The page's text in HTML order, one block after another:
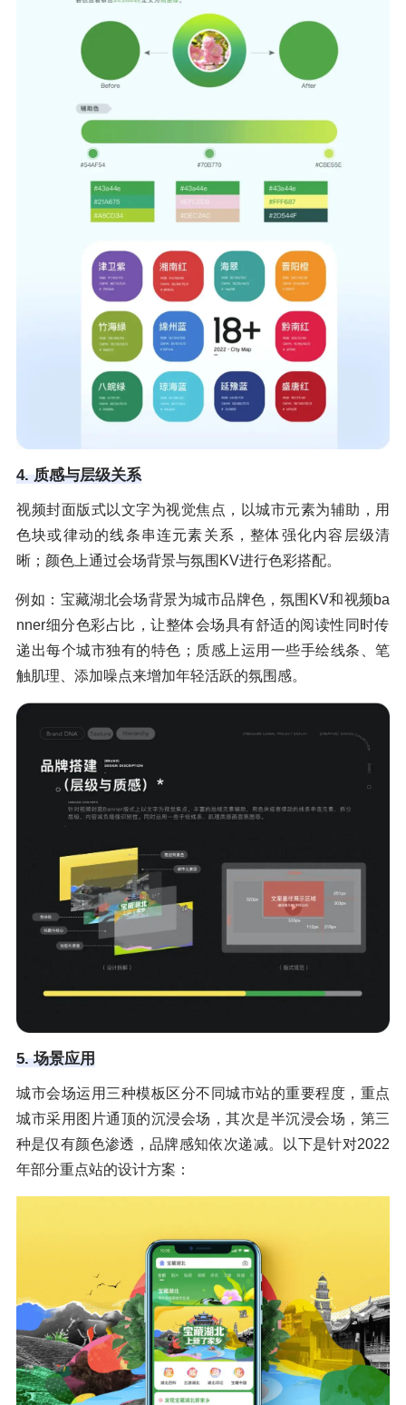
4. 质感与层级关系
视频封面版式以文字为视觉焦点，以城市元素为辅助，用
色块或律动的线条串连元素关系，整体强化内容层级清
晰；颜色上通过会场背景与氛围KV进行色彩搭配。
例如：宝藏湖北会场背景为城市品牌色，氛围KV和视频ba
nner细分色彩占比，让整体会场具有舒适的阅读性同时传
递出每个城市独有的特色；质感上运用一些手绘线条、笔
触肌理、添加噪点来增加年轻活跃的氛围感。
5. 场景应用
城市会场运用三种模板区分不同城市站的重要程度，重点
城市采用图片通顶的沉浸会场，其次是半沉浸会场，第三
种是仅有颜色渗透，品牌感知依次递减。以下是针对2022
年部分重点站的设计方案：